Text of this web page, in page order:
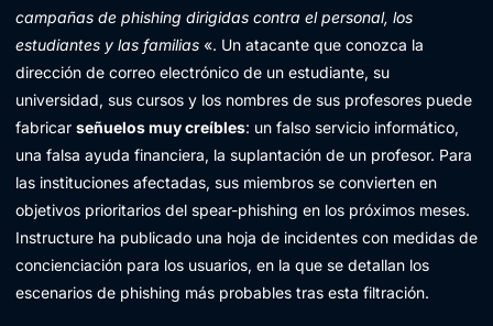
campañas de phishing dirigidas contra el personal, los
estudiantes y las familias «. Un atacante que conozca la
dirección de correo electrónico de un estudiante, su
universidad, sus cursos y los nombres de sus profesores puede
fabricar señuelos muy creíbles: un falso servicio informático,
una falsa ayuda financiera, la suplantación de un profesor. Para
las instituciones afectadas, sus miembros se convierten en
objetivos prioritarios del spear-phishing en los próximos meses.
Instructure ha publicado una hoja de incidentes con medidas de
concienciación para los usuarios, en la que se detallan los
escenarios de phishing más probables tras esta filtración.